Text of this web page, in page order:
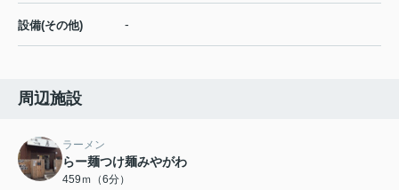
設備(その他) -
周辺施設
ラーメン
らー麺つけ麺みやがわ
459ｍ（6分）